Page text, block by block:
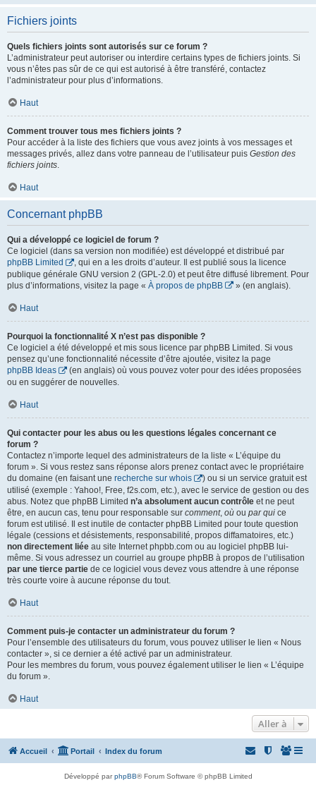
Fichiers joints
Quels fichiers joints sont autorisés sur ce forum ?
L’administrateur peut autoriser ou interdire certains types de fichiers joints. Si
vous n’êtes pas sûr de ce qui est autorisé à être transféré, contactez
l’administrateur pour plus d’informations.
Haut
Comment trouver tous mes fichiers joints ?
Pour accéder à la liste des fichiers que vous avez joints à vos messages et
messages privés, allez dans votre panneau de l’utilisateur puis Gestion des
fichiers joints.
Haut
Concernant phpBB
Qui a développé ce logiciel de forum ?
Ce logiciel (dans sa version non modifiée) est développé et distribué par
phpBB Limited
, qui en a les droits d’auteur. Il est publié sous la licence
publique générale GNU version 2 (GPL-2.0) et peut être diffusé librement. Pour
plus d’informations, visitez la page « À propos de phpBB » (en anglais).
Haut
Pourquoi la fonctionnalité X n’est pas disponible ?
Ce logiciel a été développé et mis sous licence par phpBB Limited. Si vous
pensez qu’une fonctionnalité nécessite d’être ajoutée, visitez la page
phpBB Ideas
(en anglais) où vous pouvez voter pour des idées proposées
ou en suggérer de nouvelles.
Haut
Qui contacter pour les abus ou les questions légales concernant ce
forum ?
Contactez n’importe lequel des administrateurs de la liste « L’équipe du
forum ». Si vous restez sans réponse alors prenez contact avec le propriétaire
du domaine (en faisant une recherche sur whois
) ou si un service gratuit est
utilisé (exemple : Yahoo!, Free, f2s.com, etc.), avec le service de gestion ou des
abus. Notez que phpBB Limited n’a absolument aucun contrôle et ne peut
être, en aucun cas, tenu pour responsable sur comment, où ou par qui ce
forum est utilisé. Il est inutile de contacter phpBB Limited pour toute question
légale (cessions et désistements, responsabilité, propos diffamatoires, etc.)
non directement liée au site Internet phpbb.com ou au logiciel phpBB lui-
même. Si vous adressez un courriel au groupe phpBB à propos de l’utilisation
par une tierce partie de ce logiciel vous devez vous attendre à une réponse
très courte voire à aucune réponse du tout.
Haut
Comment puis-je contacter un administrateur du forum ?
Pour l’ensemble des utilisateurs du forum, vous pouvez utiliser le lien « Nous
contacter », si ce dernier a été activé par un administrateur.
Pour les membres du forum, vous pouvez également utiliser le lien « L’équipe
du forum ».
Haut
Aller à
Accueil Portail Index du forum
Développé parphpBB® Forum Software © phpBB Limited